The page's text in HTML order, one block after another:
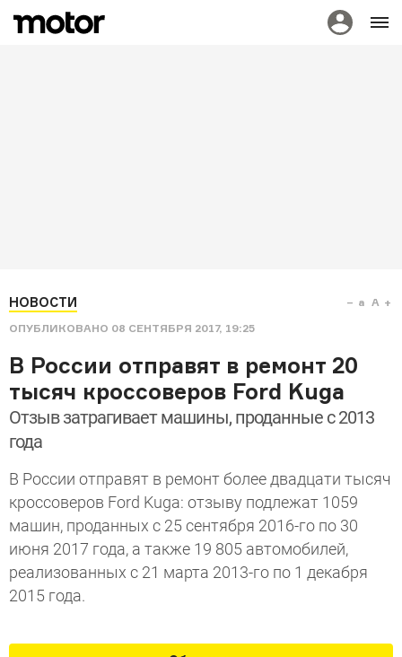
НОВОСТИ
ОПУБЛИКОВАНО 08 СЕНТЯБРЯ 2017, 19:25
a A
В России отправят в ремонт 20
тысяч кроссоверов Ford Kuga
Отзыв затрагивает машины, проданные с 2013
года
В России отправят в ремонт более двадцати тысяч
кроссоверов Ford Kuga: отзыву подлежат 1059
машин, проданных с 25 сентября 2016-го по 30
июня 2017 года, а также 19 805 автомобилей,
реализованных с 21 марта 2013-го по 1 декабря
2015 года.